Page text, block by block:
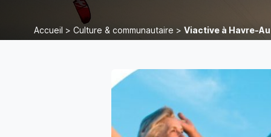
Accueil > Culture & communautaire > Viactive à Havre-